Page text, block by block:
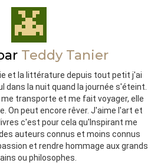
Teddy Tanier
et la littérature depuis tout petit j'ai
dans la nuit quand la journée s'éteint.
transporte et me fait voyager, elle
On peut encore rêver. J'aime l'art et
c'est pour cela qu'Inspirant me
auteurs connus et moins connus
et rendre hommage aux grands
ou philosophes.